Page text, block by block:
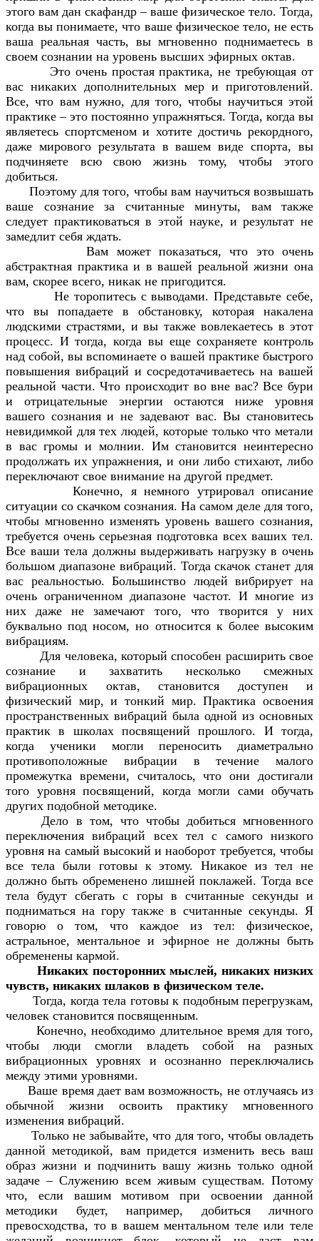
этого вам дан скафандр – ваше физическое тело. Тогда,
когда вы понимаете, что ваше физическое тело, не есть
ваша реальная часть, вы мгновенно поднимаетесь в
своем сознании на уровень высших эфирных октав.
Это очень простая практика, не требующая от
вас никаких дополнительных мер и приготовлений.
Все, что вам нужно, для того, чтобы научиться этой
практике – это постоянно упражняться. Тогда, когда вы
являетесь спортсменом и хотите достичь рекордного,
даже мирового результата в вашем виде спорта, вы
подчиняете всю свою жизнь тому, чтобы этого
добиться.
Поэтому для того, чтобы вам научиться возвышать
ваше сознание за считанные минуты, вам также
следует практиковаться в этой науке, и результат не
замедлит себя ждать.
Вам может показаться, что это очень
абстрактная практика и в вашей реальной жизни она
вам, скорее всего, никак не пригодится.
Не торопитесь с выводами. Представьте себе,
что вы попадаете в обстановку, которая накалена
людскими страстями, и вы также вовлекаетесь в этот
процесс. И тогда, когда вы еще сохраняете контроль
над собой, вы вспоминаете о вашей практике быстрого
повышения вибраций и сосредотачиваетесь на вашей
реальной части. Что происходит во вне вас? Все бури
и отрицательные энергии остаются ниже уровня
вашего сознания и не задевают вас. Вы становитесь
невидимкой для тех людей, которые только что метали
в вас громы и молнии. Им становится неинтересно
продолжать их упражнения, и они либо стихают, либо
переключают свое внимание на другой предмет.
Конечно, я немного утрировал описание
ситуации со скачком сознания. На самом деле для того,
чтобы мгновенно изменять уровень вашего сознания,
требуется очень серьезная подготовка всех ваших тел.
Все ваши тела должны выдерживать нагрузку в очень
большом диапазоне вибраций. Тогда скачок станет для
вас реальностью. Большинство людей вибрирует на
очень ограниченном диапазоне частот. И многие из
них даже не замечают того, что творится у них
буквально под носом, но относится к более высоким
вибрациям.
Для человека, который способен расширить свое
сознание и захватить несколько смежных
вибрационных октав, становится доступен и
физический мир, и тонкий мир. Практика освоения
пространственных вибраций была одной из основных
практик в школах посвящений прошлого. И тогда,
когда ученики могли переносить диаметрально
противоположные вибрации в течение малого
промежутка времени, считалось, что они достигали
того уровня посвящений, когда могли сами обучать
других подобной методике.
Дело в том, что чтобы добиться мгновенного
переключения вибраций всех тел с самого низкого
уровня на самый высокий и наоборот требуется, чтобы
все тела были готовы к этому. Никакое из тел не
должно быть обременено лишней поклажей. Тогда все
тела будут сбегать с горы в считанные секунды и
подниматься на гору также в считанные секунды. Я
говорю о том, что каждое из тел: физическое,
астральное, ментальное и эфирное не должны быть
обременены кармой.
Никаких посторонних мыслей, никаких низких
чувств, никаких шлаков в физическом теле.
Тогда, когда тела готовы к подобным перегрузкам,
человек становится посвященным.
Конечно, необходимо длительное время для того,
чтобы люди смогли владеть собой на разных
вибрационных уровнях и осознанно переключались
между этими уровнями.
Ваше время дает вам возможность, не отлучаясь из
обычной жизни освоить практику мгновенного
изменения вибраций.
Только не забывайте, что для того, чтобы овладеть
данной методикой, вам придется изменить весь ваш
образ жизни и подчинить вашу жизнь только одной
задаче – Служению всем живым существам. Потому
что, если вашим мотивом при освоении данной
методики будет, например, добиться личного
превосходства, то в вашем ментальном теле или теле